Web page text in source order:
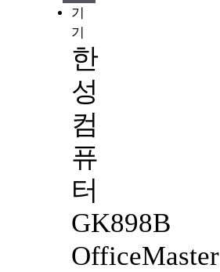
기
기
한
성
컴
퓨
터
GK898B
OfficeMaster